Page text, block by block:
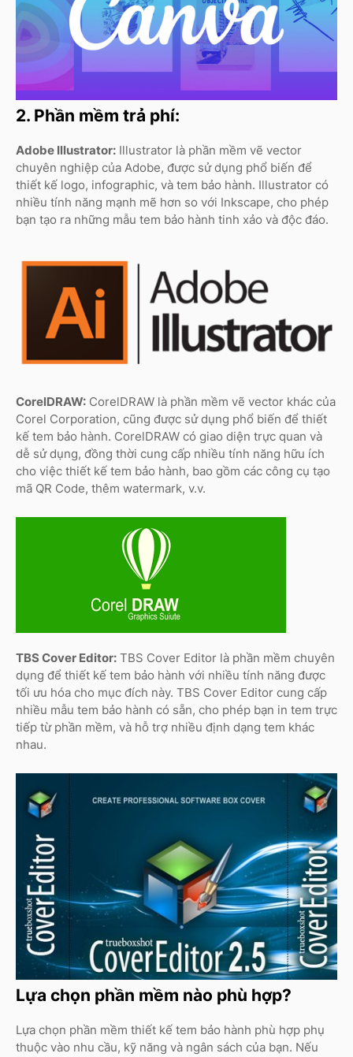
2. Phần mềm trả phí:
Adobe Illustrator: Illustrator là phần mềm vẽ vector
chuyên nghiệp của Adobe, được sử dụng phổ biến để
thiết kế logo, infographic, và tem bảo hành. Illustrator có
nhiều tính năng mạnh mẽ hơn so với Inkscape, cho phép
bạn tạo ra những mẫu tem bảo hành tinh xảo và độc đáo.
CorelDRAW: CorelDRAW là phần mềm vẽ vector khác của
Corel Corporation, cũng được sử dụng phổ biến để thiết
kế tem bảo hành. CorelDRAW có giao diện trực quan và
dễ sử dụng, đồng thời cung cấp nhiều tính năng hữu ích
cho việc thiết kế tem bảo hành, bao gồm các công cụ tạo
mã QR Code, thêm watermark, v.v.
TBS Cover Editor: TBS Cover Editor là phần mềm chuyên
dụng để thiết kế tem bảo hành với nhiều tính năng được
tối ưu hóa cho mục đích này. TBS Cover Editor cung cấp
nhiều mẫu tem bảo hành có sẵn, cho phép bạn in tem trực
tiếp từ phần mềm, và hỗ trợ nhiều định dạng tem khác
nhau.
Lựa chọn phần mềm nào phù hợp?
Lựa chọn phần mềm thiết kế tem bảo hành phù hợp phụ
thuộc vào nhu cầu, kỹ năng và ngân sách của bạn. Nếu